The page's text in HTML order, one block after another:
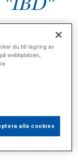
du till lagring av
webbplatsen,
alla cookies